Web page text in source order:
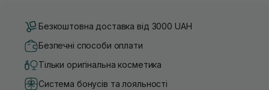
Безкоштовна доставка від 3000 UAH
Безпечні способи оплати
Тільки оригінальна косметика
Система бонусів та лояльності